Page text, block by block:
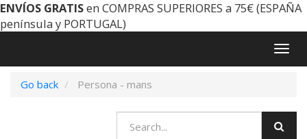
ENVÍOS GRATISen COMPRAS SUPERIORES a 75€ (ESPAÑA
península y PORTUGAL)
Go back
Persona - mans